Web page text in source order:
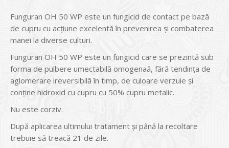
Funguran OH 50 WP este un fungicid de contact pe bază
de cupru cu acţiune excelentă în prevenirea şi combaterea
manei la diverse culturi.
Funguran OH 50 WP este un fungicid care se prezintă sub
forma de pulbere umectabilă omogenaă, fără tendinţa de
aglomerare ireversibilă în timp, de culoare verzuie şi
conţine hidroxid cu cupru cu 50% cupru metalic.
Nu este corziv.
După aplicarea ultimului tratament şi până la recoltare
trebuie să treacă 21 de zile.